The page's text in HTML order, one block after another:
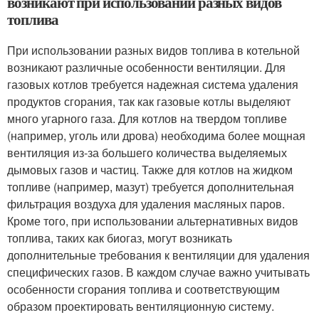
топлива
При использовании разных видов топлива в котельной
возникают различные особенности вентиляции. Для
газовых котлов требуется надежная система удаления
продуктов сгорания, так как газовые котлы выделяют
много угарного газа. Для котлов на твердом топливе
(например, уголь или дрова) необходима более мощная
вентиляция из-за большего количества выделяемых
дымовых газов и частиц. Также для котлов на жидком
топливе (например, мазут) требуется дополнительная
фильтрация воздуха для удаления масляных паров.
Кроме того, при использовании альтернативных видов
топлива, таких как биогаз, могут возникать
дополнительные требования к вентиляции для удаления
специфических газов. В каждом случае важно учитывать
особенности сгорания топлива и соответствующим
образом проектировать вентиляционную систему.